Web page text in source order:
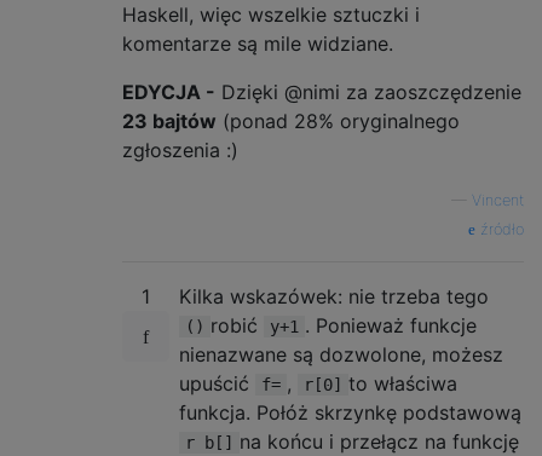
Haskell, więc wszelkie sztuczki i
komentarze są mile widziane.
EDYCJA - Dzięki @nimi za zaoszczędzenie
23 bajtów (ponad 28% oryginalnego
zgłoszenia :)
Vincent
źródło
1 Kilka wskazówek: nie trzeba tego
() robić y+1 . Ponieważ funkcje
nienazwane są dozwolone, możesz
upuścić
f= , r[0] to właściwa
funkcja. Połóż skrzynkę podstawową
r b[]
na końcu i przełącz na funkcję